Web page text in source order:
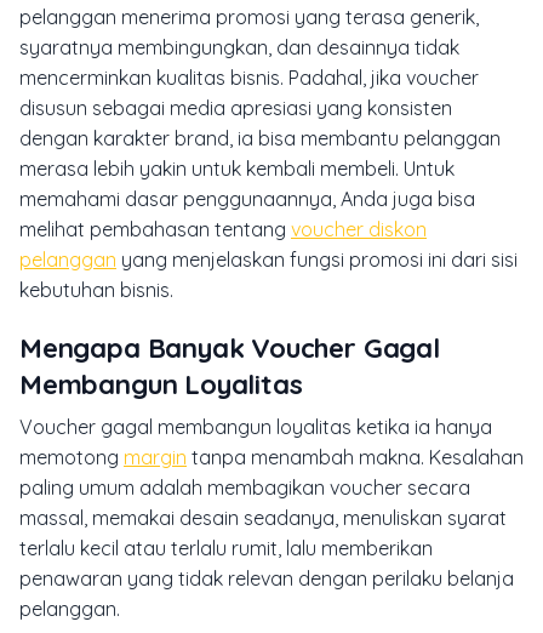
pelanggan menerima promosi yang terasa generik,
syaratnya membingungkan, dan desainnya tidak
mencerminkan kualitas bisnis. Padahal, jika voucher
disusun sebagai media apresiasi yang konsisten
dengan karakter brand, ia bisa membantu pelanggan
merasa lebih yakin untuk kembali membeli. Untuk
memahami dasar penggunaannya, Anda juga bisa
melihat pembahasan tentang voucher diskon
pelanggan yang menjelaskan fungsi promosi ini dari sisi
kebutuhan bisnis.
Mengapa Banyak Voucher Gagal
Membangun Loyalitas
Voucher gagal membangun loyalitas ketika ia hanya
memotong margin tanpa menambah makna. Kesalahan
paling umum adalah membagikan voucher secara
massal, memakai desain seadanya, menuliskan syarat
terlalu kecil atau terlalu rumit, lalu memberikan
penawaran yang tidak relevan dengan perilaku belanja
pelanggan.